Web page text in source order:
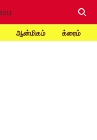
ஆன்மிகம் க்ரைம்